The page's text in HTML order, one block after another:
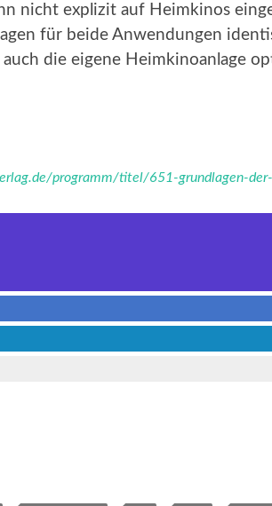
nicht explizit auf Heimkinos
für beide Anwendungen
die eigene Heimkinoanlage
programm/titel/651-grundlagen-